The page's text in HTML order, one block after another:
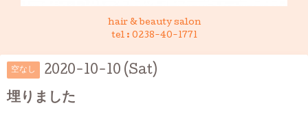
hair & beauty salon
tel : 0238-40-1771
空なし 2020-10-10 (Sat)
埋りました